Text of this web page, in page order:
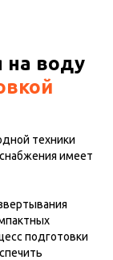
на воду
техники
имеет
подготовки